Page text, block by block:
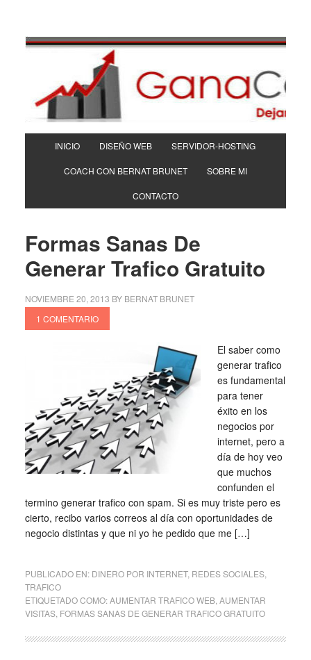
INICIO DISEÑO WEB SERVIDOR-HOSTING
COACH CON BERNAT BRUNET SOBRE MI
CONTACTO
Formas Sanas De
Generar Trafico Gratuito
NOVIEMBRE 20, 2013 BY BERNAT BRUNET
1 COMENTARIO
El saber como
generar trafico
es fundamental
para tener
éxito en los
negocios por
internet, pero a
día de hoy veo
que muchos
confunden el
termino generar trafico con spam. Si es muy triste pero es
cierto, recibo varios correos al día con oportunidades de
negocio distintas y que ni yo he pedido que me […]
PUBLICADO EN: DINERO POR INTERNET, REDES SOCIALES,
TRAFICO
ETIQUETADO COMO:AUMENTAR TRAFICO WEB, AUMENTAR
VISITAS, FORMAS SANAS DE GENERAR TRAFICO GRATUITO